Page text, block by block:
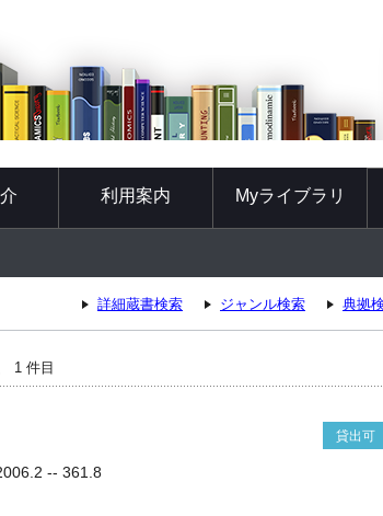
利用案内 Myライブラリ
詳細蔵書検索 ジャンル検索 典拠
1 件目
貸出可
-- 361.8